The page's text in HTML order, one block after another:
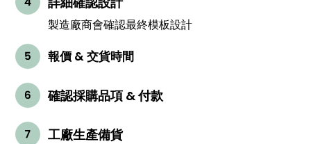
製造廠商會確認最終模板設計
報價 & 交貨時間
確認採購品項 & 付款
工廠生產備貨